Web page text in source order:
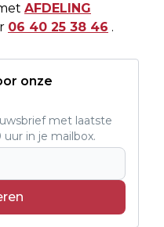
AFDELING
06 40 25 38 46 .
onze
met laatste
in je mailbox.